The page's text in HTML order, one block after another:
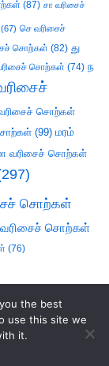
(87) சா வரிசைச்
(67) செ வரிசைச்
சொற்கள் (82) து
சொற்கள் (74) ந
வரிசைச் சொற்கள்
(99) மரம்
வரிசைச் சொற்கள்
சொற்கள்
வரிசைச் சொற்கள்
(76)
the best
use this site we
it.